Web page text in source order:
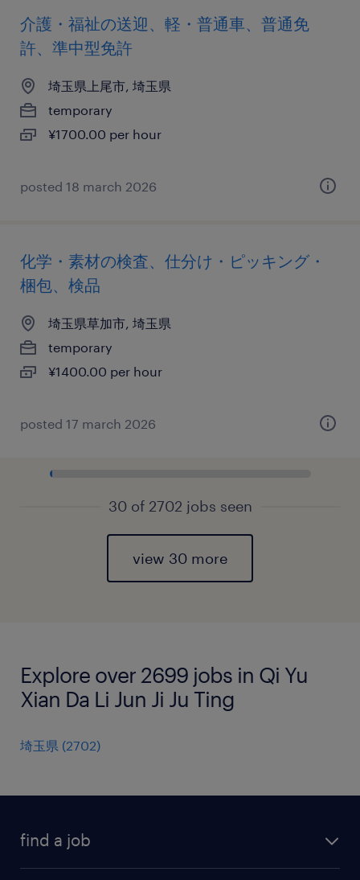
介護・福祉の送迎、軽・普通車、普通免
許、準中型免許
埼玉県上尾市, 埼玉県
temporary
¥1700.00 per hour
posted 18 march 2026
化学・素材の検査、仕分け・ピッキング・
梱包、検品
埼玉県草加市, 埼玉県
temporary
¥1400.00 per hour
posted 17 march 2026
30 of 2702 jobs seen
view 30 more
Explore over 2699 jobs in Qi Yu
Xian Da Li Jun Ji Ju Ting
埼玉県 (2702)
find a job